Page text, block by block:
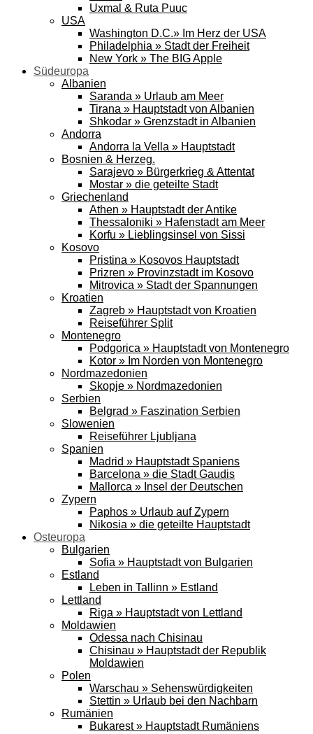
Uxmal & Ruta Puuc
USA
Washington D.C.» Im Herz der USA
Philadelphia » Stadt der Freiheit
New York » The BIG Apple
Südeuropa
Albanien
Saranda » Urlaub am Meer
Tirana » Hauptstadt von Albanien
Shkodar » Grenzstadt in Albanien
Andorra
Andorra la Vella » Hauptstadt
Bosnien & Herzeg.
Sarajevo » Bürgerkrieg & Attentat
Mostar » die geteilte Stadt
Griechenland
Athen » Hauptstadt der Antike
Thessaloniki » Hafenstadt am Meer
Korfu » Lieblingsinsel von Sissi
Kosovo
Pristina » Kosovos Hauptstadt
Prizren » Provinzstadt im Kosovo
Mitrovica » Stadt der Spannungen
Kroatien
Zagreb » Hauptstadt von Kroatien
Reiseführer Split
Montenegro
Podgorica » Hauptstadt von Montenegro
Kotor » Im Norden von Montenegro
Nordmazedonien
Skopje » Nordmazedonien
Serbien
Belgrad » Faszination Serbien
Slowenien
Reiseführer Ljubljana
Spanien
Madrid » Hauptstadt Spaniens
Barcelona » die Stadt Gaudis
Mallorca » Insel der Deutschen
Zypern
Paphos » Urlaub auf Zypern
Nikosia » die geteilte Hauptstadt
Osteuropa
Bulgarien
Sofia » Hauptstadt von Bulgarien
Estland
Leben in Tallinn » Estland
Lettland
Riga » Hauptstadt von Lettland
Moldawien
Odessa nach Chisinau
Chisinau » Hauptstadt der Republik
Moldawien
Polen
Warschau » Sehenswürdigkeiten
Stettin » Urlaub bei den Nachbarn
Rumänien
Bukarest » Hauptstadt Rumäniens